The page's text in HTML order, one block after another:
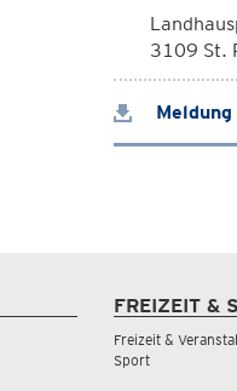
3109 St.
FREIZEIT &
Freizeit &
Sport